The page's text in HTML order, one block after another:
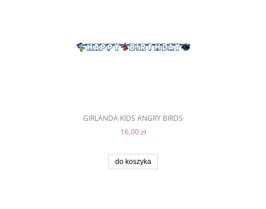
GIRLANDA KIDS ANGRY BIRDS
16,00 zł
do koszyka